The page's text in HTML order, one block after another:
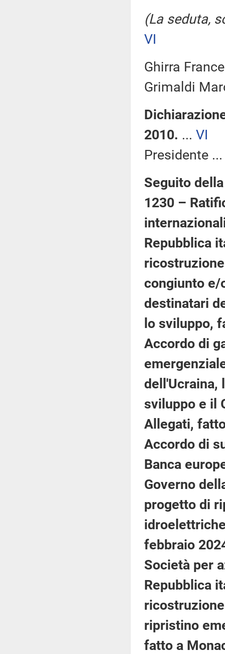
(La seduta,
VI
Ghirra
Grimaldi
2010. ... VI
Presidente
Seguito
1230 –
Repubblica
congiunto e/
destinatari
lo sviluppo,
Accordo di
dell'Ucraina,
sviluppo e il
Allegati,
Accordo di
Banca
Governo
progetto di
febbraio
Società per
Repubblica
ripristino
fatto a